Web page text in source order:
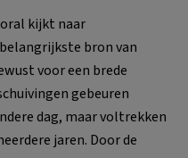
kijkt naar
bron van
voor een brede
gebeuren
dag, maar voltrekken
jaren. Door de